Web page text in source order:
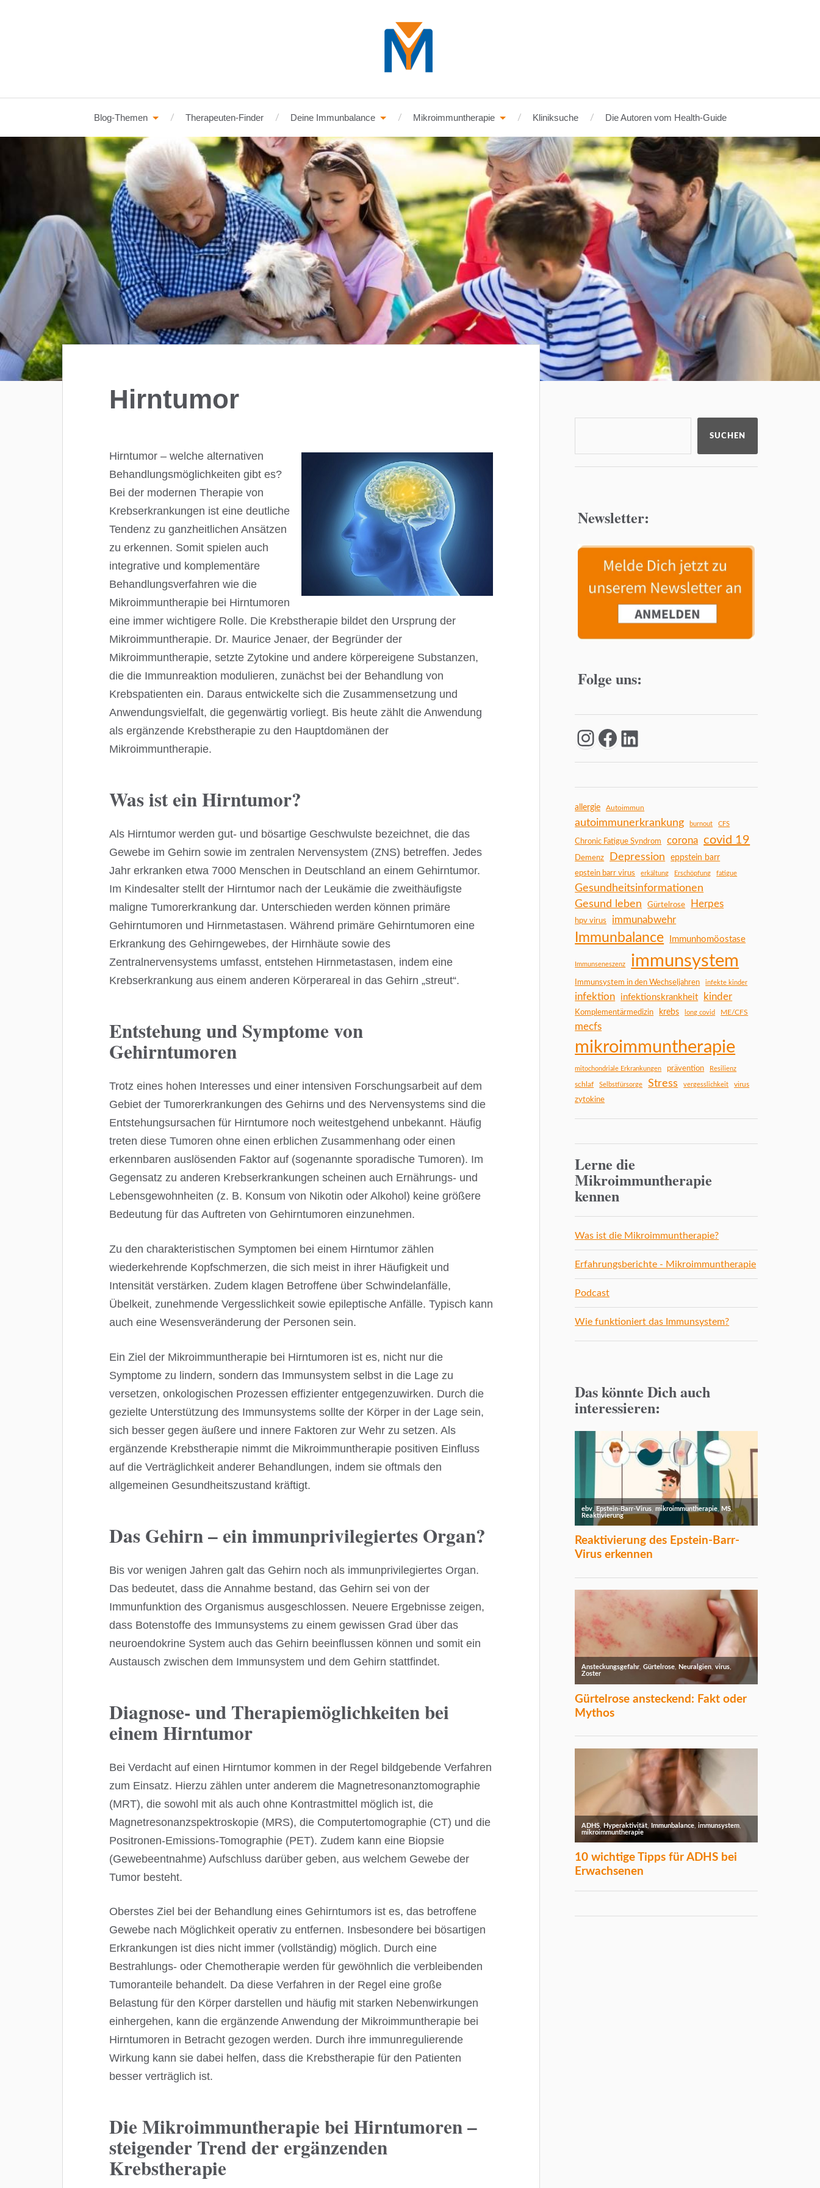
Blog-Themen Therapeuten-Finder Deine Immunbalance Mikroimmuntherapie Kliniksuche Die Autoren vom Health-Guide
Hirntumor
Hirntumor – welche alternativen
Behandlungsmöglichkeiten gibt es?
Bei der modernen Therapie von
Krebserkrankungen ist eine deutliche
Tendenz zu ganzheitlichen Ansätzen
zu erkennen. Somit spielen auch
integrative und komplementäre
Behandlungsverfahren wie die
Mikroimmuntherapie bei Hirntumoren
eine immer wichtigere Rolle. Die Krebstherapie bildet den Ursprung der
Mikroimmuntherapie. Dr. Maurice Jenaer, der Begründer der
Mikroimmuntherapie, setzte Zytokine und andere körpereigene Substanzen,
die die Immunreaktion modulieren, zunächst bei der Behandlung von
Krebspatienten ein. Daraus entwickelte sich die Zusammensetzung und
Anwendungsvielfalt, die gegenwärtig vorliegt. Bis heute zählt die Anwendung
als ergänzende Krebstherapie zu den Hauptdomänen der
Mikroimmuntherapie.
Was ist ein Hirntumor?
Als Hirntumor werden gut- und bösartige Geschwulste bezeichnet, die das
Gewebe im Gehirn sowie im zentralen Nervensystem (ZNS) betreffen. Jedes
Jahr erkranken etwa 7000 Menschen in Deutschland an einem Gehirntumor.
Im Kindesalter stellt der Hirntumor nach der Leukämie die zweithäufigste
maligne Tumorerkrankung dar. Unterschieden werden können primäre
Gehirntumoren und Hirnmetastasen. Während primäre Gehirntumoren eine
Erkrankung des Gehirngewebes, der Hirnhäute sowie des
Zentralnervensystems umfasst, entstehen Hirnmetastasen, indem eine
Krebserkrankung aus einem anderen Körperareal in das Gehirn „streut“.
Entstehung und Symptome von
Gehirntumoren
Trotz eines hohen Interesses und einer intensiven Forschungsarbeit auf dem
Gebiet der Tumorerkrankungen des Gehirns und des Nervensystems sind die
Entstehungsursachen für Hirntumore noch weitestgehend unbekannt. Häufig
treten diese Tumoren ohne einen erblichen Zusammenhang oder einen
erkennbaren auslösenden Faktor auf (sogenannte sporadische Tumoren). Im
Gegensatz zu anderen Krebserkrankungen scheinen auch Ernährungs- und
Lebensgewohnheiten (z. B. Konsum von Nikotin oder Alkohol) keine größere
Bedeutung für das Auftreten von Gehirntumoren einzunehmen.
Zu den charakteristischen Symptomen bei einem Hirntumor zählen
wiederkehrende Kopfschmerzen, die sich meist in ihrer Häufigkeit und
Intensität verstärken. Zudem klagen Betroffene über Schwindelanfälle,
Übelkeit, zunehmende Vergesslichkeit sowie epileptische Anfälle. Typisch kann
auch eine Wesensveränderung der Personen sein.
Ein Ziel der Mikroimmuntherapie bei Hirntumoren ist es, nicht nur die
Symptome zu lindern, sondern das Immunsystem selbst in die Lage zu
versetzen, onkologischen Prozessen effizienter entgegenzuwirken. Durch die
gezielte Unterstützung des Immunsystems sollte der Körper in der Lage sein,
sich besser gegen äußere und innere Faktoren zur Wehr zu setzen. Als
ergänzende Krebstherapie nimmt die Mikroimmuntherapie positiven Einfluss
auf die Verträglichkeit anderer Behandlungen, indem sie oftmals den
allgemeinen Gesundheitszustand kräftigt.
Das Gehirn – ein immunprivilegiertes Organ?
Bis vor wenigen Jahren galt das Gehirn noch als immunprivilegiertes Organ.
Das bedeutet, dass die Annahme bestand, das Gehirn sei von der
Immunfunktion des Organismus ausgeschlossen. Neuere Ergebnisse zeigen,
dass Botenstoffe des Immunsystems zu einem gewissen Grad über das
neuroendokrine System auch das Gehirn beeinflussen können und somit ein
Austausch zwischen dem Immunsystem und dem Gehirn stattfindet.
Diagnose- und Therapiemöglichkeiten bei
einem Hirntumor
Bei Verdacht auf einen Hirntumor kommen in der Regel bildgebende Verfahren
zum Einsatz. Hierzu zählen unter anderem die Magnetresonanztomographie
(MRT), die sowohl mit als auch ohne Kontrastmittel möglich ist, die
Magnetresonanzspektroskopie (MRS), die Computertomographie (CT) und die
Positronen-Emissions-Tomographie (PET). Zudem kann eine Biopsie
(Gewebeentnahme) Aufschluss darüber geben, aus welchem Gewebe der
Tumor besteht.
Oberstes Ziel bei der Behandlung eines Gehirntumors ist es, das betroffene
Gewebe nach Möglichkeit operativ zu entfernen. Insbesondere bei bösartigen
Erkrankungen ist dies nicht immer (vollständig) möglich. Durch eine
Bestrahlungs- oder Chemotherapie werden für gewöhnlich die verbleibenden
Tumoranteile behandelt. Da diese Verfahren in der Regel eine große
Belastung für den Körper darstellen und häufig mit starken Nebenwirkungen
einhergehen, kann die ergänzende Anwendung der Mikroimmuntherapie bei
Hirntumoren in Betracht gezogen werden. Durch ihre immunregulierende
Wirkung kann sie dabei helfen, dass die Krebstherapie für den Patienten
besser verträglich ist.
Die Mikroimmuntherapie bei Hirntumoren –
steigender Trend der ergänzenden
Krebstherapie
SUCHEN
Newsletter:
Folge uns:
allergie Autoimmun
autoimmunerkrankung burnout CFS
Chronic Fatigue Syndrom corona covid 19
Demenz Depression
eppstein barr
epstein barr virus
erkältung Erschöpfung fatigue
Gesundheitsinformationen
Gesund leben Gürtelrose Herpes
hpv virus immunabwehr
Immunbalance Immunhomöostase
Immunseneszenz immunsystem
Immunsystem in den Wechseljahren infekte kinder
infektion infektionskrankheit kinder
Komplementärmedizin krebs long covid ME/CFS
mecfs
mikroimmuntherapie
mitochondriale Erkrankungen prävention Resilienz
schlaf Selbstfürsorge Stress vergesslichkeit virus
zytokine
Lerne die
Mikroimmuntherapie
kennen
Was ist die Mikroimmuntherapie?
Erfahrungsberichte - Mikroimmuntherapie
Podcast
Wie funktioniert das Immunsystem?
Das könnte Dich auch
interessieren: